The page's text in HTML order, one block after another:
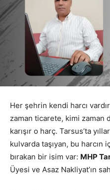
Her şehrin kendi harcı
zaman ticarete, kimi zaman
karışır o harç. Tarsus’ta
kulvarda taşıyan, bu
bırakan bir isim var: MHP
Üyesi ve Asaz Nakliyat’ın